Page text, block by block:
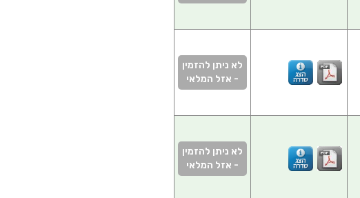
לא ניתן להזמין
- אזל המלאי
לא ניתן להזמין
- אזל המלאי